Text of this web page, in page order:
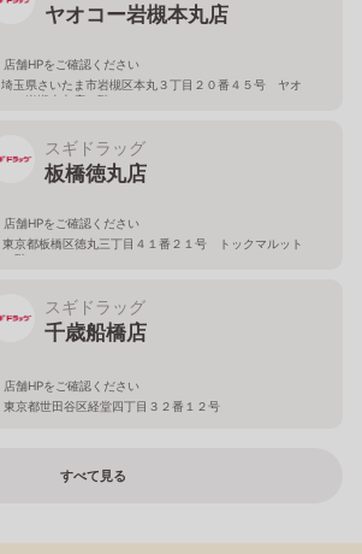
ヤオコー岩槻本丸店
店舗HPをご確認ください
埼玉県さいたま市岩槻区本丸３丁目２０番４５号 ヤオ
コー岩槻本丸店２階
スギドラッグ
板橋徳丸店
店舗HPをご確認ください
東京都板橋区徳丸三丁目４１番２１号 トックマルット
１階
スギドラッグ
千歳船橋店
店舗HPをご確認ください
東京都世田谷区経堂四丁目３２番１２号
すべて見る